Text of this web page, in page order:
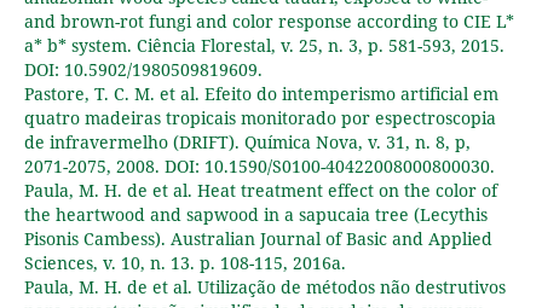
and brown-rot fungi and color response according to CIE L*
a* b* system. Ciência Florestal, v. 25, n. 3, p. 581-593, 2015.
DOI: 10.5902/1980509819609.
Pastore, T. C. M. et al. Efeito do intemperismo artificial em
quatro madeiras tropicais monitorado por espectroscopia
de infravermelho (DRIFT). Química Nova, v. 31, n. 8, p,
2071-2075, 2008. DOI: 10.1590/S0100-40422008000800030.
Paula, M. H. de et al. Heat treatment effect on the color of
the heartwood and sapwood in a sapucaia tree (Lecythis
Pisonis Cambess). Australian Journal of Basic and Applied
Sciences, v. 10, n. 13. p. 108-115, 2016a.
Paula, M. H. de et al. Utilização de métodos não destrutivos